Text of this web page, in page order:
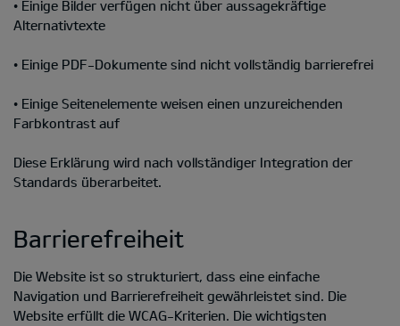
• Einige Bilder verfügen nicht über aussagekräftige
Alternativtexte
• Einige PDF-Dokumente sind nicht vollständig barrierefrei
• Einige Seitenelemente weisen einen unzureichenden
Farbkontrast auf
Diese Erklärung wird nach vollständiger Integration der
Standards überarbeitet.
Barrierefreiheit
Die Website ist so strukturiert, dass eine einfache
Navigation und Barrierefreiheit gewährleistet sind. Die
Website erfüllt die WCAG-Kriterien. Die wichtigsten